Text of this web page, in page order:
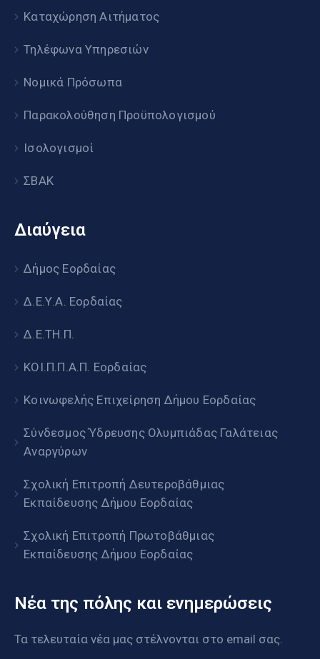
Καταχώρηση Αιτήματος
Τηλέφωνα Υπηρεσιών
Νομικά Πρόσωπα
Παρακολούθηση Προϋπολογισμού
Ισολογισμοί
ΣΒΑΚ
Διαύγεια
Δήμος Εορδαίας
Δ.Ε.Υ.Α. Εορδαίας
Δ.Ε.ΤΗ.Π.
ΚΟΙ.Π.Π.Α.Π. Εορδαίας
Κοινωφελής Επιχείρηση Δήμου Εορδαίας
Σύνδεσμος Ύδρευσης Ολυμπιάδας Γαλάτειας
Αναργύρων
Σχολική Επιτροπή Δευτεροβάθμιας
Εκπαίδευσης Δήμου Εορδαίας
Σχολική Επιτροπή Πρωτοβάθμιας
Εκπαίδευσης Δήμου Εορδαίας
Νέα της πόλης και ενημερώσεις
Τα τελευταία νέα μας στέλνονται στο email σας.